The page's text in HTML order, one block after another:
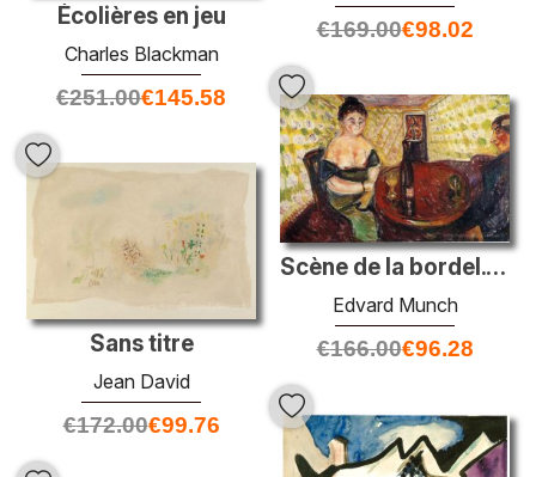
€169.00€98.02
Écolières en jeu
Charles Blackman
€251.00€145.58
Scène de la bordel. Zum Sussen Madel
Edvard Munch
€166.00€96.28
Sans titre
Jean David
€172.00€99.76